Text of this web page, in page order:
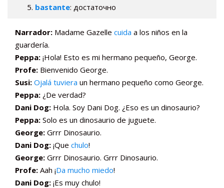
bastante: достаточно
Narrador: Madame Gazelle cuida a los niños en la
guardería.
Peppa: ¡Hola! Esto es mi hermano pequeño, George.
Profe: Bienvenido George.
Susi: Ojalá tuviera un hermano pequeño como George.
Peppa: ¿De verdad?
Dani Dog: Hola. Soy Dani Dog. ¿Eso es un dinosaurio?
Peppa: Solo es un dinosaurio de juguete.
George: Grrr Dinosaurio.
Dani Dog: ¡Que chulo!
George: Grrr Dinosaurio. Grrr Dinosaurio.
Profe: Aah ¡Da mucho miedo!
Dani Dog: ¡Es muy chulo!